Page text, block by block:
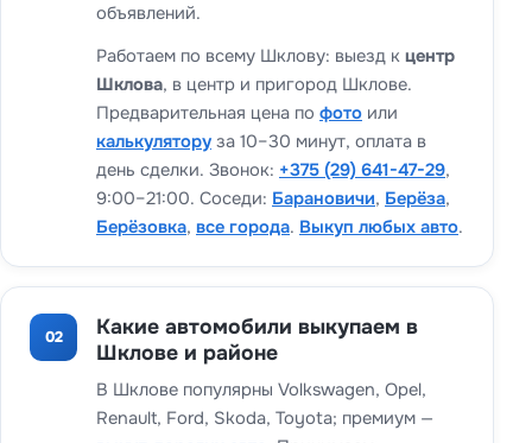
объявлений.
Работаем по всему Шклову: выезд к центр
Шклова, в центр и пригород Шклове.
Предварительная цена по фото или
калькулятору за 10–30 минут, оплата в
день сделки. Звонок: +375 (29) 641-47-29,
9:00–21:00. Соседи: Барановичи, Берёза,
Берёзовка, все города. Выкуп любых авто.
02
Какие автомобили выкупаем в
Шклове и районе
В Шклове популярны Volkswagen, Opel,
Renault, Ford, Skoda, Toyota; премиум —